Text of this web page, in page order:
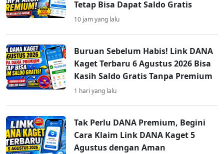
Tetap Bisa Dapat Saldo Gratis
10 jam yang lalu
Buruan Sebelum Habis! Link DANA
Kaget Terbaru 6 Agustus 2026 Bisa
Kasih Saldo Gratis Tanpa Premium
1 hari yang lalu
Tak Perlu DANA Premium, Begini
Cara Klaim Link DANA Kaget 5
Agustus dengan Aman